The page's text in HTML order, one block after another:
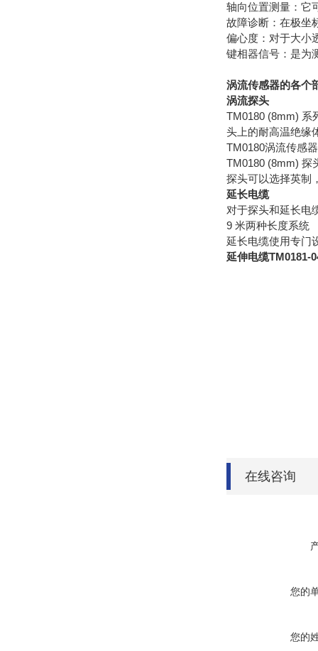
轴向位置测量：它
故障诊断：在极坐
偏心度：对于大小
键相器信号：是为
涡流传感器的各个
涡流探头
TM0180 (8mm) 系
头上的耐高温绝缘
TM0180涡流传感
TM0180 (8mm) 探
探头可以选择英制
延长电缆
对于探头和延长电
9 米两种长度系统
延长电缆使用专门
延伸电缆TM0181-
在线咨询
您的
您的